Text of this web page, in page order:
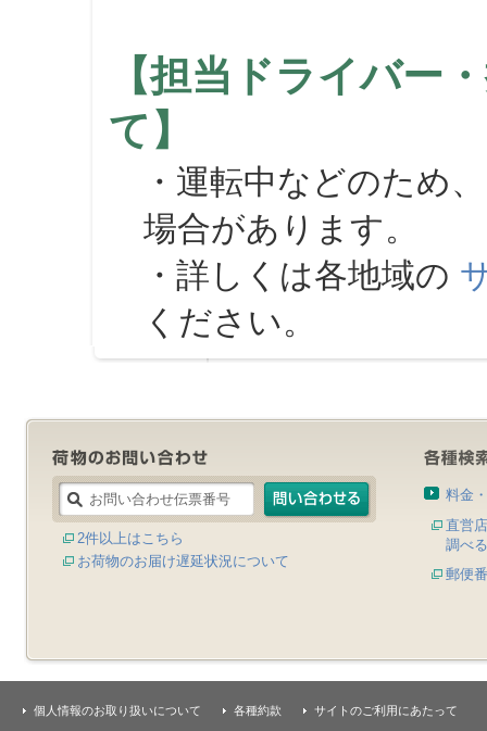
【担当ドライバー
て】
・運転中などのため
場合があります。
・詳しくは各地域の
ください。
2件以上はこちら
お荷物のお届け遅延状況について
料金
直営
調べる
郵便
個人情報のお取り扱いについて 各種約款 サイトのご利用にあたって